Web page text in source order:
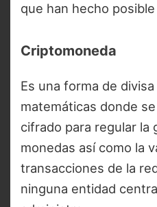
que han hecho
Criptomoneda
Es una forma de
matemáticas donde
cifrado para regular la
monedas así como la
transacciones de la
ninguna entidad